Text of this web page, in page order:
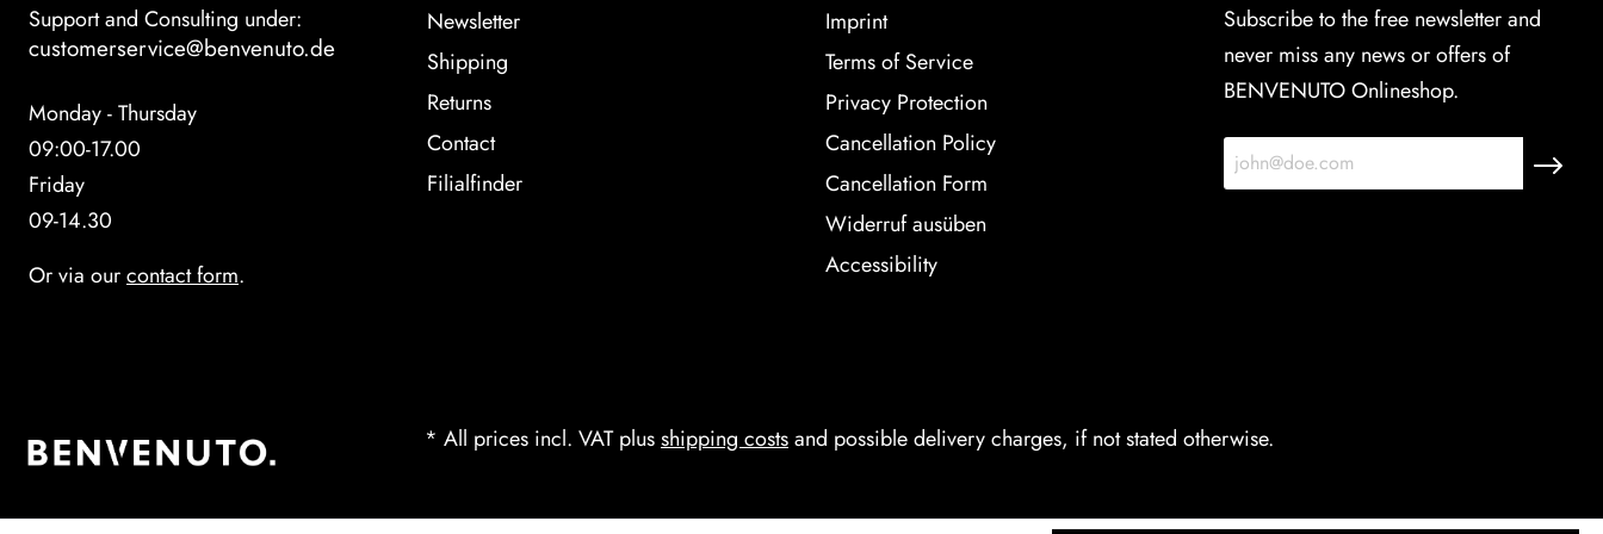
Support and Consulting under:
customerservice@benvenuto.de
Monday - Thursday
09:00-17.00
Friday
09-14.30
Or via ourcontact form.
Newsletter
Shipping
Returns
Contact
Filialfinder
Imprint
Terms of Service
Privacy Protection
Cancellation Policy
Cancellation Form
Widerruf ausüben
Accessibility
Subscribe to the free newsletter and
never miss any news or offers of
BENVENUTO Onlineshop.
* All prices incl. VAT plusshipping costsand possible delivery charges, if not stated otherwise.